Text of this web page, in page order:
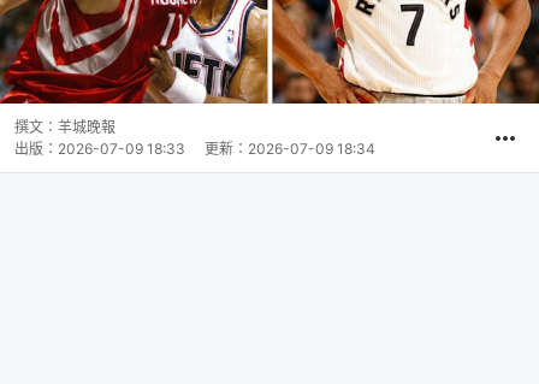
撰文： 羊城晚報
出版： 2026-07-09 18:33 更新： 2026-07-09 18:34